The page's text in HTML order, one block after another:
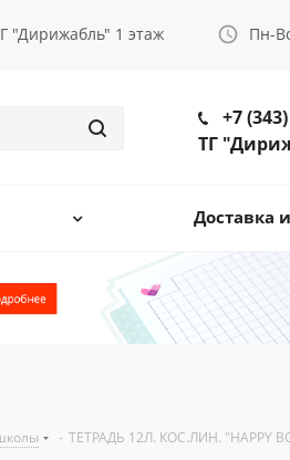
"Дирижабль" 1 этаж Пн-
+7
ТГ
Доставка
- ТЕТРАДЬ 12Л. КОС.ЛИН. "HAPPY